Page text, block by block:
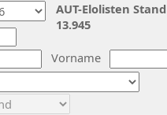
Vorname
AUT-Elolisten
13.945